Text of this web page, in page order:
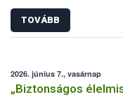
TOVÁBB
2026. június 7., vasárnap
„Biztonságos